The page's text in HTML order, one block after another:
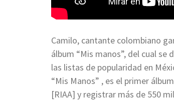
Camilo, cantante colombiano
álbum “Mis manos”, del cual
las listas de popularidad en
“Mis Manos” , es el primer
[RIAA] y registrar más de 550